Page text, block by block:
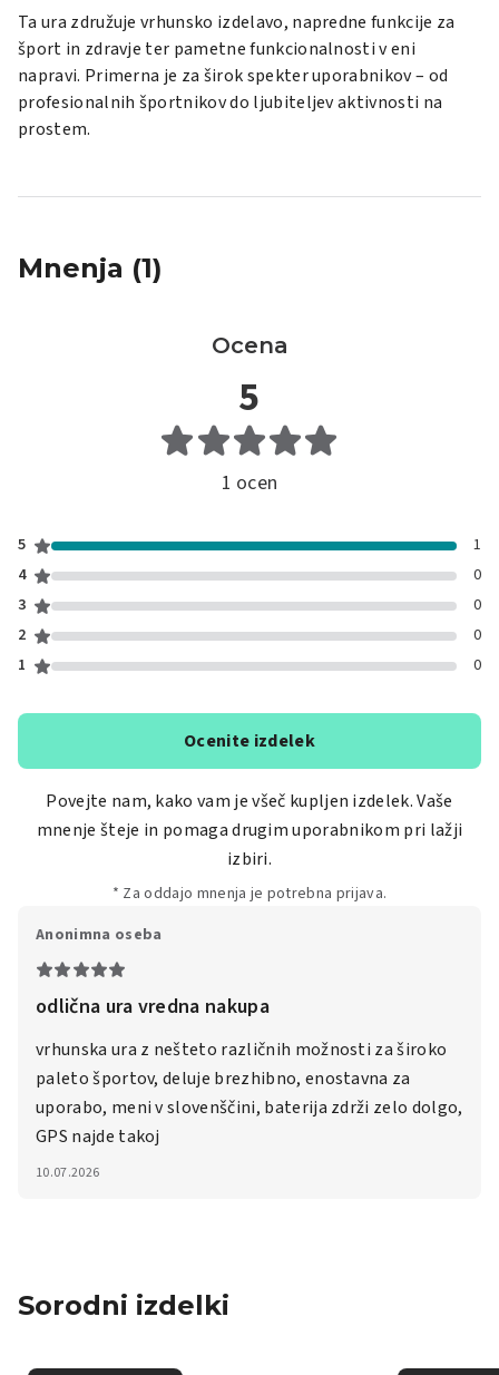
Ta ura združuje vrhunsko izdelavo, napredne funkcije za
šport in zdravje ter pametne funkcionalnosti v eni
napravi. Primerna je za širok spekter uporabnikov – od
profesionalnih športnikov do ljubiteljev aktivnosti na
prostem.
Mnenja (1)
Ocena
5
1 ocen
5
1
4
0
3
0
2
0
1
0
Ocenite izdelek
Povejte nam, kako vam je všeč kupljen izdelek. Vaše
mnenje šteje in pomaga drugim uporabnikom pri lažji
izbiri.
* Za oddajo mnenja je potrebna prijava.
Anonimna oseba
odlična ura vredna nakupa
vrhunska ura z nešteto različnih možnosti za široko
paleto športov, deluje brezhibno, enostavna za
uporabo, meni v slovenščini, baterija zdrži zelo dolgo,
GPS najde takoj
10.07.2026
Sorodni izdelki